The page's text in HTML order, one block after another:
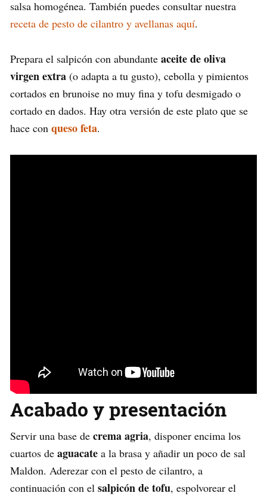
salsa homogénea. También puedes consultar nuestra
receta de pesto de cilantro y avellanas aquí.
Prepara el salpicón con abundante aceite de oliva
virgen extra (o adapta a tu gusto), cebolla y pimientos
cortados en brunoise no muy fina y tofu desmigado o
cortado en dados. Hay otra versión de este plato que se
hace con queso feta.
Acabado y presentación
Servir una base de crema agria, disponer encima los
cuartos de aguacate a la brasa y añadir un poco de sal
Maldon. Aderezar con el pesto de cilantro, a
continuación con el salpicón de tofu, espolvorear el